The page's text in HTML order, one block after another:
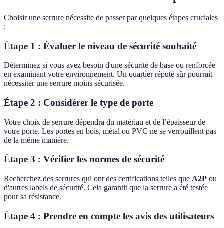
Choisir une serrure nécessite de passer par quelques étapes cruciales
:
Étape 1 : Évaluer le niveau de sécurité souhaité
Déterminez si vous avez besoin d'une sécurité de base ou renforcée
en examinant votre environnement. Un quartier réputé sûr pourrait
nécessiter une serrure moins sécurisée.
Étape 2 : Considérer le type de porte
Votre choix de serrure dépendra du matériau et de l’épaisseur de
votre porte. Les portes en bois, métal ou PVC ne se verrouillent pas
de la même manière.
Étape 3 : Vérifier les normes de sécurité
Recherchez des serrures qui ont des certifications telles que A2P ou
d'autres labels de sécurité. Cela garantit que la serrure a été testée
pour sa résistance.
Étape 4 : Prendre en compte les avis des utilisateurs